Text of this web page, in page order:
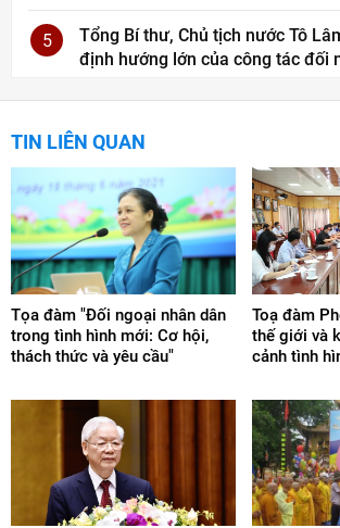
5
Tổng Bí thư, Chủ tịch nước Tô
định hướng lớn của công tác đối
TIN LIÊN QUAN
Tọa đàm "Đối ngoại nhân dân
trong tình hình mới: Cơ hội,
thách thức và yêu cầu"
Toạ đàm
thế giới và
cảnh tình